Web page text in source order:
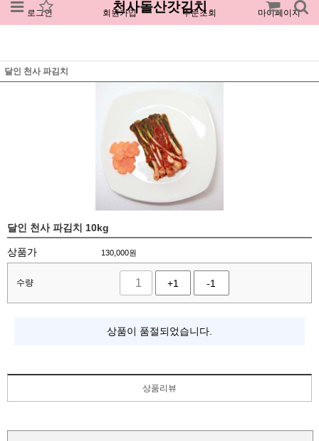
로그인 회원가입 주문조회 마이페이지
천사돌산갓김치
달인 천사 파김치
달인 천사 파김치 10kg
상품가 130,000원
수량 +1 -1
상품이 품절되었습니다.
상품리뷰